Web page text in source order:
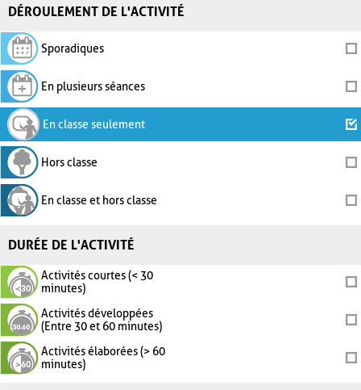
DÉROULEMENT DE L'ACTIVITÉ
Sporadiques
En plusieurs séances
En classe seulement
Hors classe
En classe et hors classe
DURÉE DE L'ACTIVITÉ
Activités courtes (< 30
minutes)
Activités développées
(Entre 30 et 60 minutes)
Activités élaborées (> 60
minutes)